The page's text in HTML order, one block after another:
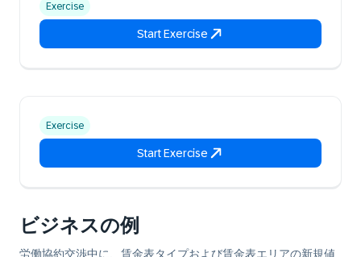
Exercise
Start Exercise
Exercise
Start Exercise
ビジネスの例
労働協約交渉中に、賃金表タイプおよび賃金表エリアの新規値